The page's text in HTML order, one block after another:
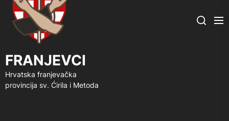
FRANJEVCI
Hrvatska franjevačka
provincija sv. Ćirila i Metoda
Search